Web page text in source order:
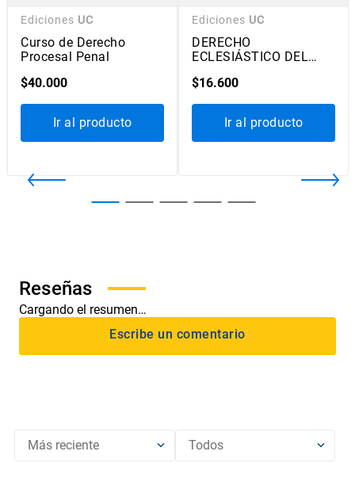
Ediciones UC
Curso de Derecho
Procesal Penal
$40.000
Ir al producto
Ediciones UC
DERECHO
ECLESIÁSTICO DEL
$16.600
Ir al producto
Cargando el resumen…
Más reciente Todos